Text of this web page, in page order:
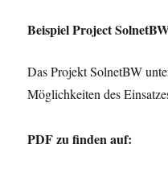
Beispiel Project
Das Projekt SolnetBW
Möglichkeiten des
PDF zu finden auf: